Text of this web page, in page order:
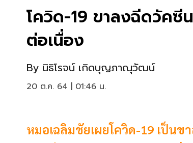
โควิด-19 ขาลงฉีดวัคซี
ต่อเนื่อง
By นิธิโรจน์ เกิดบุญภาณุวัฒน์
20 ต.ค. 64 | 01:46 น.
หมอเฉลิมชัยเผยโควิด-19 เป็นข